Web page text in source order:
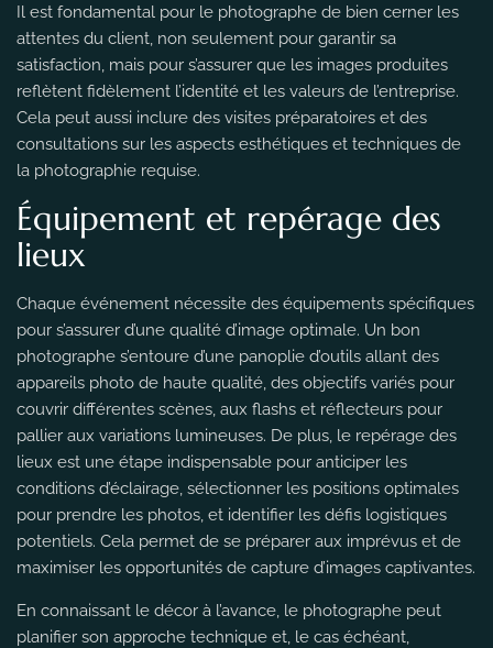
Il est fondamental pour le photographe de bien cerner les
attentes du client, non seulement pour garantir sa
satisfaction, mais pour s’assurer que les images produites
reflètent fidèlement l’identité et les valeurs de l’entreprise.
Cela peut aussi inclure des visites préparatoires et des
consultations sur les aspects esthétiques et techniques de
la photographie requise.
Équipement et repérage des
lieux
Chaque événement nécessite des équipements spécifiques
pour s’assurer d’une qualité d’image optimale. Un bon
photographe s’entoure d’une panoplie d’outils allant des
appareils photo de haute qualité, des objectifs variés pour
couvrir différentes scènes, aux flashs et réflecteurs pour
pallier aux variations lumineuses. De plus, le repérage des
lieux est une étape indispensable pour anticiper les
conditions d’éclairage, sélectionner les positions optimales
pour prendre les photos, et identifier les défis logistiques
potentiels. Cela permet de se préparer aux imprévus et de
maximiser les opportunités de capture d’images captivantes.
En connaissant le décor à l’avance, le photographe peut
planifier son approche technique et, le cas échéant,